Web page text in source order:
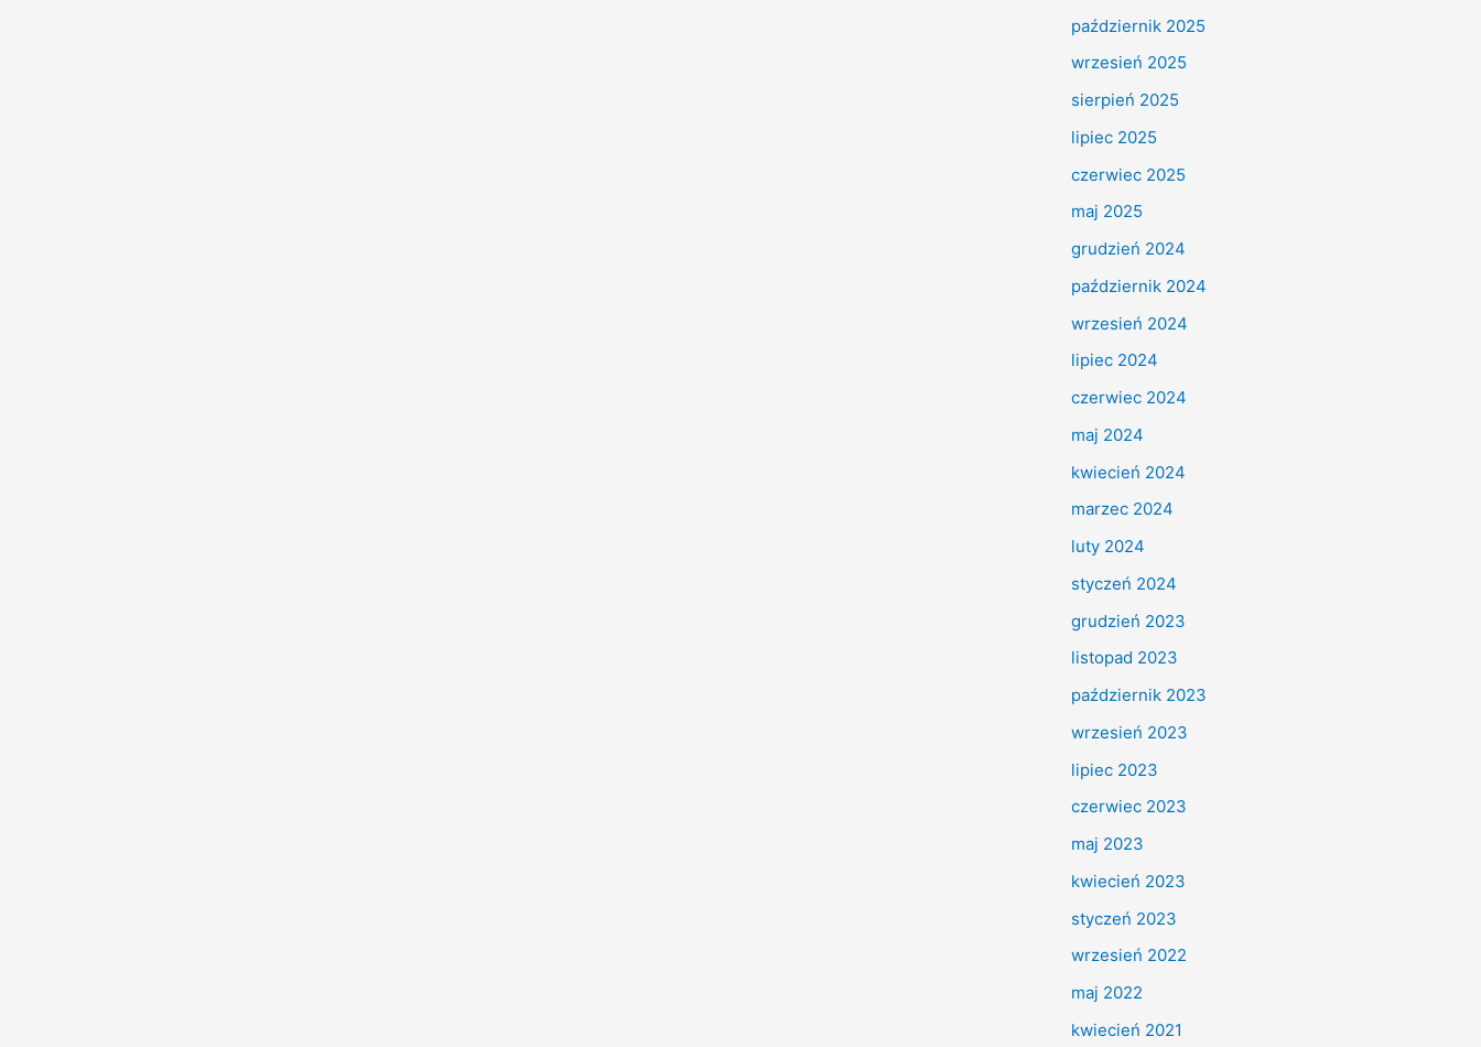
październik 2025
wrzesień 2025
sierpień 2025
lipiec 2025
czerwiec 2025
maj 2025
grudzień 2024
październik 2024
wrzesień 2024
lipiec 2024
czerwiec 2024
maj 2024
kwiecień 2024
marzec 2024
luty 2024
styczeń 2024
grudzień 2023
listopad 2023
październik 2023
wrzesień 2023
lipiec 2023
czerwiec 2023
maj 2023
kwiecień 2023
styczeń 2023
wrzesień 2022
maj 2022
kwiecień 2021